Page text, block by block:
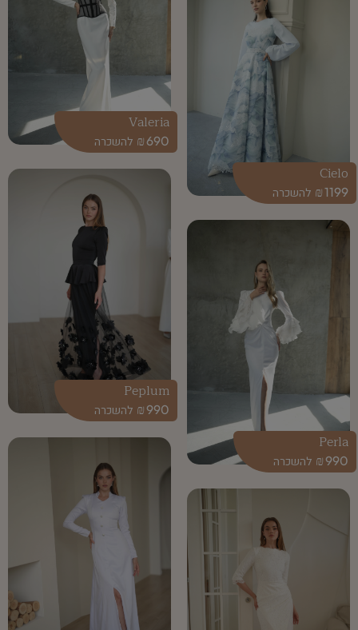
1199
₪
Cielo
690
₪
Valeria
990
₪
Perla
990
₪
Peplum